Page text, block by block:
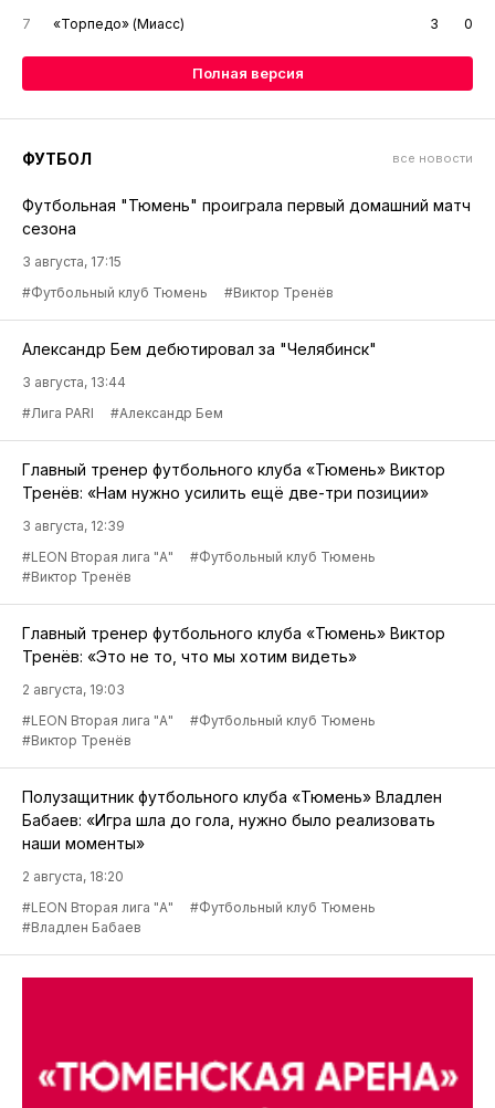
7
«Торпедо» (Миасс) 3 0
Полная версия
ФУТБОЛ все новости
Футбольная "Тюмень" проиграла первый домашний матч
сезона
3 августа, 17:15
#Футбольный клуб Тюмень
#Виктор Тренёв
Александр Бем дебютировал за "Челябинск"
3 августа, 13:44
#Лига PARI
#Александр Бем
Главный тренер футбольного клуба «Тюмень» Виктор
Тренёв: «Нам нужно усилить ещё две-три позиции»
3 августа, 12:39
#LEON Вторая лига "А"
#Футбольный клуб Тюмень
#Виктор Тренёв
Главный тренер футбольного клуба «Тюмень» Виктор
Тренёв: «Это не то, что мы хотим видеть»
2 августа, 19:03
#LEON Вторая лига "А"
#Футбольный клуб Тюмень
#Виктор Тренёв
Полузащитник футбольного клуба «Тюмень» Владлен
Бабаев: «Игра шла до гола, нужно было реализовать
наши моменты»
2 августа, 18:20
#LEON Вторая лига "А"
#Футбольный клуб Тюмень
#Владлен Бабаев